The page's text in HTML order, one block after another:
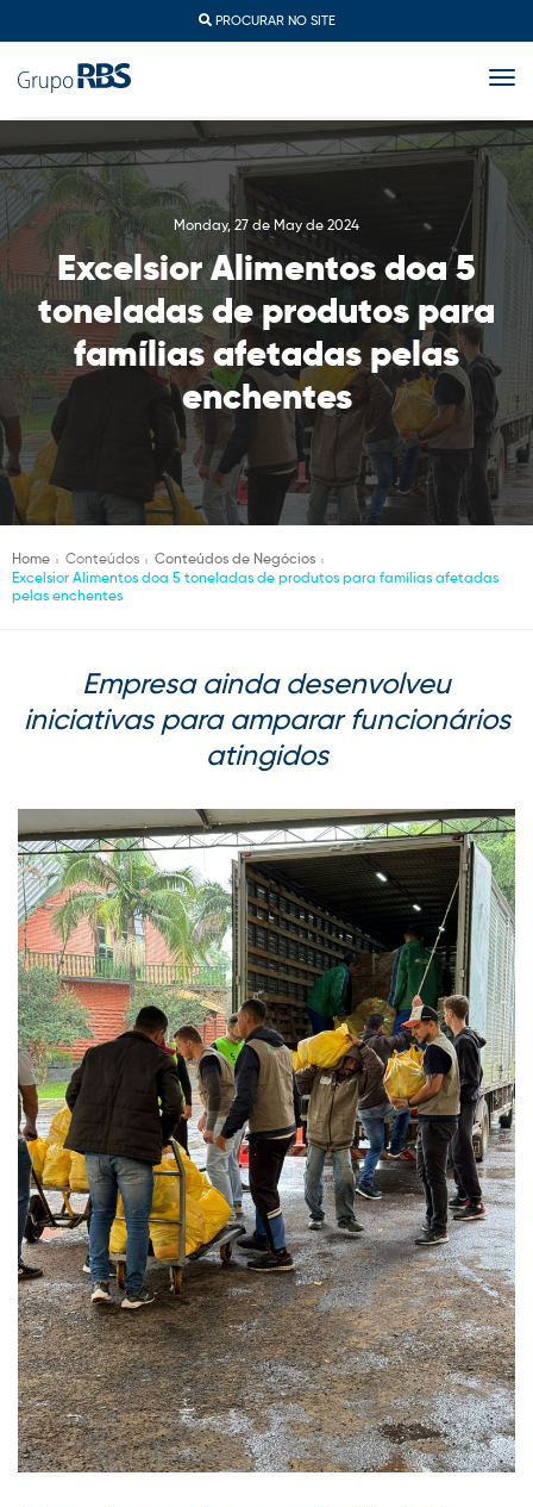
PROCURAR NO SITE
Monday, 27 de May de 2024
Excelsior Alimentos doa 5
toneladas de produtos para
famílias afetadas pelas
enchentes
Home Conteúdos
Conteúdos de Negócios
Excelsior Alimentos doa 5 toneladas de produtos para famílias afetadas
pelas enchentes
Empresa ainda desenvolveu
iniciativas para amparar funcionários
atingidos